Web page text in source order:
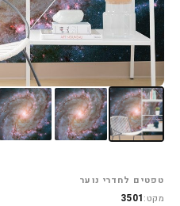
טפטים לחדרי נוער
מקט:3501